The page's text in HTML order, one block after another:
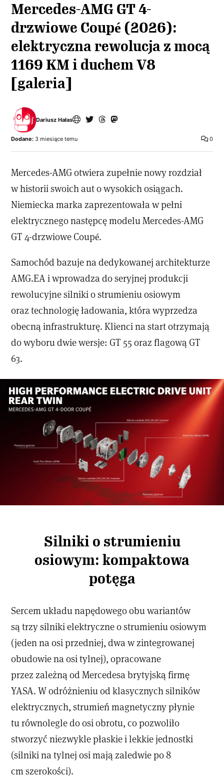
Mercedes-AMG GT 4-
drzwiowe Coupé (2026):
elektryczna rewolucja z mocą
1169 KM i duchem V8
[galeria]
Dariusz Hałas
0
Dodane: 3 miesiące temu
Mercedes-AMG otwiera zupełnie nowy rozdział
w historii swoich aut o wysokich osiągach.
Niemiecka marka zaprezentowała w pełni
elektrycznego następcę modelu Mercedes-AMG
GT 4-drzwiowe Coupé.
Samochód bazuje na dedykowanej architekturze
AMG.EA i wprowadza do seryjnej produkcji
rewolucyjne silniki o strumieniu osiowym
oraz technologię ładowania, która wyprzedza
obecną infrastrukturę. Klienci na start otrzymają
do wyboru dwie wersje: GT 55 oraz flagową GT
63.
Silniki o strumieniu
osiowym: kompaktowa
potęga
Sercem układu napędowego obu wariantów
są trzy silniki elektryczne o strumieniu osiowym
(jeden na osi przedniej, dwa w zintegrowanej
obudowie na osi tylnej), opracowane
przez zależną od Mercedesa brytyjską firmę
YASA. W odróżnieniu od klasycznych silników
elektrycznych, strumień magnetyczny płynie
tu równolegle do osi obrotu, co pozwoliło
stworzyć niezwykle płaskie i lekkie jednostki
(silniki na tylnej osi mają zaledwie po 8
cm szerokości).